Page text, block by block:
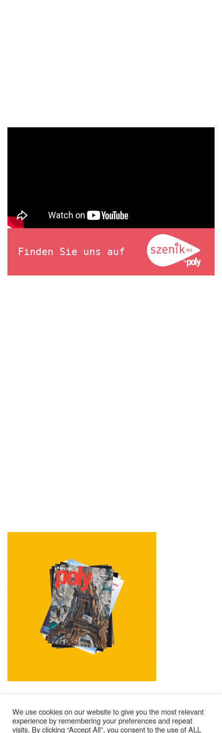
Finden Sie uns auf
We use cookies on our website to give you the most relevant
experience by remembering your preferences and repeat
visits. By clicking “Accept All”, you consent to the use of ALL